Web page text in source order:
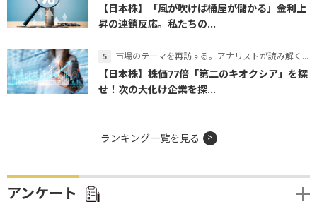
【日本株】「風が吹けば桶屋が儲かる」金利上
昇の連鎖反応。私たちの...
市場のテーマを再訪する。アナリストが読み解くテーマの本質
【日本株】株価77倍「第二のキオクシア」を探
せ！次の大化け企業を探...
ランキング一覧を見る
アンケート